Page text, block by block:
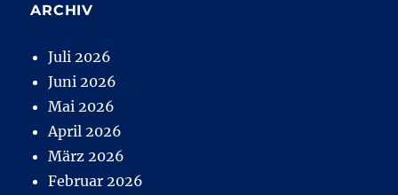
ARCHIV
Juli 2026
Juni 2026
Mai 2026
April 2026
März 2026
Februar 2026